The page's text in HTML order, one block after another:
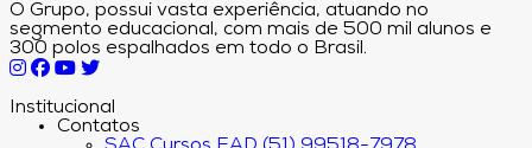
O Grupo, possui vasta experiência, atuando no
segmento educacional, com mais de 500 mil alunos e
300 polos espalhados em todo o Brasil.
Institucional
Contatos